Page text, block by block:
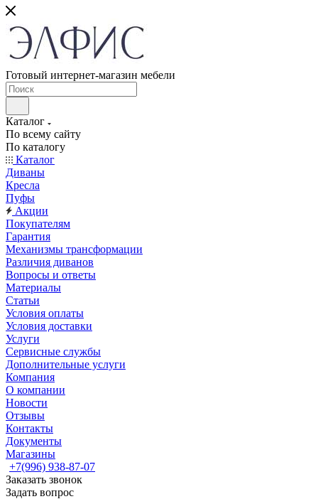
Готовый интернет-магазин мебели
Каталог
По всему сайту
По каталогу
Каталог
Диваны
Кресла
Пуфы
Акции
Покупателям
Гарантия
Механизмы трансформации
Различия диванов
Вопросы и ответы
Материалы
Статьи
Условия оплаты
Условия доставки
Услуги
Сервисные службы
Дополнительные услуги
Компания
О компании
Новости
Отзывы
Контакты
Документы
Магазины
+7(996) 938-87-07
Заказать звонок
Задать вопрос